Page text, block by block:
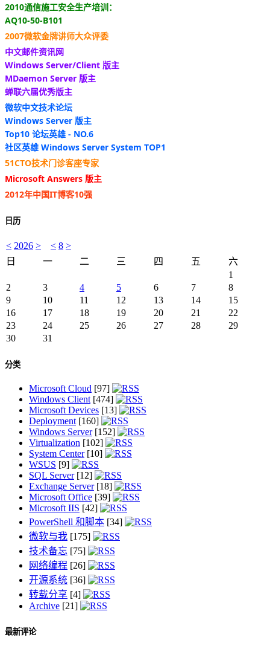
2010通信施工安全生产培训：
AQ10-50-B101
2007微软金牌讲师大众评委
中文邮件资讯网
Windows Server/Client 版主
MDaemon Server 版主
蝉联六届优秀版主
微软中文技术论坛
Windows Server 版主
Top10 论坛英雄 - NO.6
社区英雄 Windows Server System TOP1
51CTO技术门诊客座专家
Microsoft Answers 版主
2012年中国IT博客10强
日历
< 2026 > < 8 >
日
一 二 三 四 五
六
1
2
3 4 5 6 7
8
9
10 11 12 13 14
15
16
17 18 19 20 21
22
23
24 25 26 27 28
29
30
31
分类
Microsoft Cloud [97]
Windows Client[474]
Microsoft Devices [13]
Deployment[160]
Windows Server[152]
Virtualization [102]
System Center[10]
WSUS [9]
SQL Server[12]
Exchange Server[18]
Microsoft Office [39]
Microsoft IIS [42]
PowerShell 和脚本 [34]
微软与我 [175]
技术备忘 [75]
网络编程 [26]
开源系统 [36]
转载分享 [4]
Archive [21]
最新评论